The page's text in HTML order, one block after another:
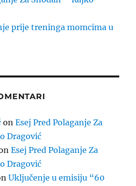
prije treninga momcima u
onEsej Pred Polaganje Za
Dragović
Esej Pred Polaganje Za
Dragović
Uključenje u emisiju “60